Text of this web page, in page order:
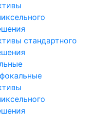
стандартного